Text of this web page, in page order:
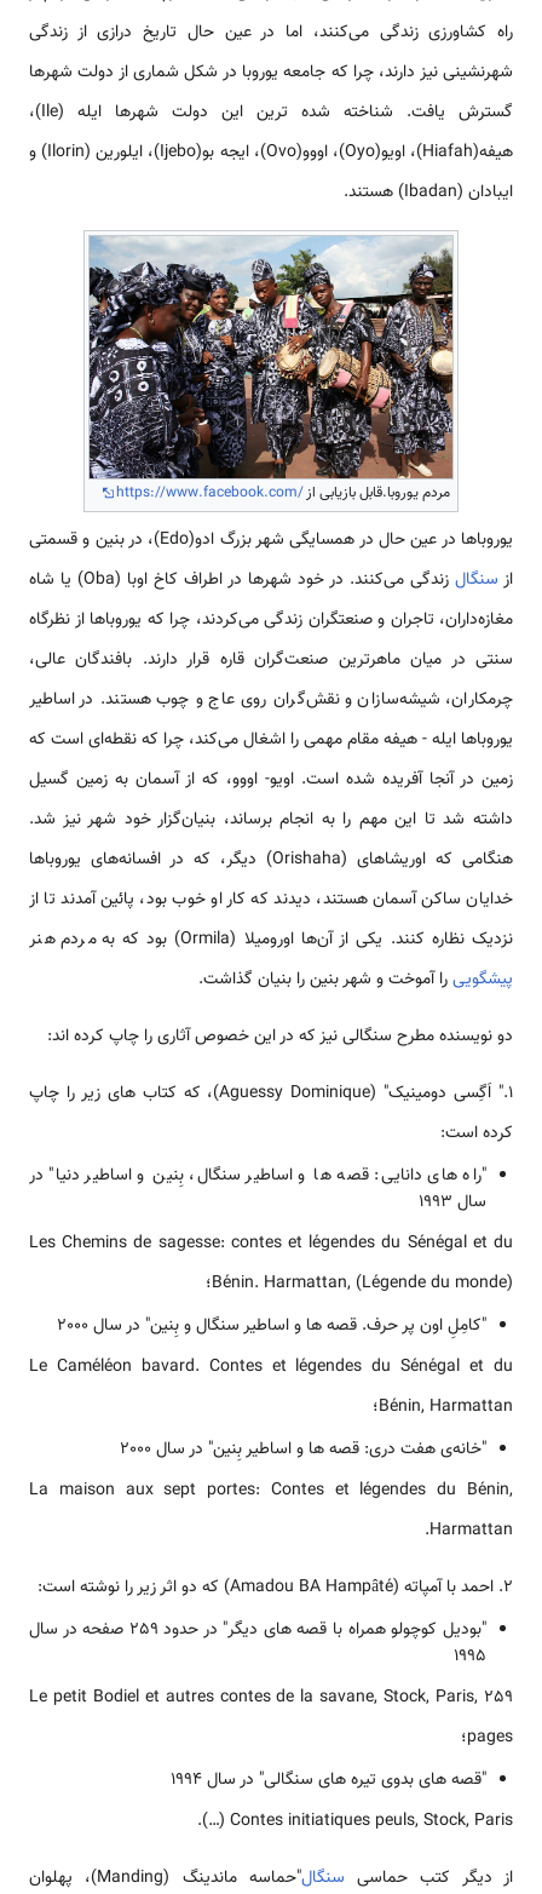
راه کشاورزی زندگی می‌کنند، اما در عین حال تاریخ درازی از زندگی
شهرنشینی نیز دارند، چرا که جامعه یوروبا در شکل شماری از دولت ‌شهر‌ها
گسترش یافت. شناخته‌ شده‌ ترین این دولت ‌شهر‌ها ایله (Ile)،
هیفه(Hiafah)، اویو(Oyo)، اووو(Ovo)، ایجه بو(Ijebo)، ایلورین (Ilorin) و
ایبادان (Ibadan) هستند.
مردم یوروبا.قابل بازیابی ازhttps://www.facebook.com/
یوروبا‌ها در عین حال در همسایگی شهر بزرگ ادو(Edo)، در بنین و قسمتی
از سنگال
زندگی می‌کنند. در خود شهر‌ها در اطراف کاخ اوبا (Oba) یا شاه
مغازه‌داران، تاجران و صنعتگران زندگی می‌کردند، چرا که یوروبا‌ها از نظر‌گاه
سنتی در میان ماهر‌ترین صنعت‌گران قاره قرار دارند. بافندگان عالی،
چرمکاران، شیشه‌سازان و نقش‌گران روی عاج و چوب هستند. در اساطیر
یوروبا‌ها ایله - هیفه مقام مهمی را اشغال می‌کند، چرا که نقطه‌ای‌ است که
زمین در آنجا آفریده شده است. اویو- اووو، که از آسمان به زمین گسیل
داشته شد تا این مهم را به انجام برساند، بنیان‌گزار خود شهر نیز شد.
هنگامی که اوریشاهای (Orishaha) دیگر، که در افسانه‌های یوروبا‌ها
خدایان ساکن آسمان هستند، دیدند که کار او خوب بود، پائین آمدند تا از
نزدیک نظاره کنند. یکی از آن‌ها اورومیلا (Ormila) بود که به مردم هنر
پیشگوییرا آموخت و شهر بنین را بنیان گذاشت.
دو نویسنده مطرح سنگالی نیز که در این خصوص آثاری را چاپ کرده اند:
1." اَگِسی دومینیک" (Aguessy Dominique)، که کتاب های زیر را چاپ
کرده است:
"راه های دانایی: قصه ها و اساطیر سنگال، بِنین و اساطیر دنیا" در
سال 1993
Les Chemins de sagesse: contes et légendes du Sénégal et du
Bénin. Harmattan, (Légende du monde)؛
"کامِلِ اون پر حرف. قصه ها و اساطیر سنگال و بِنین" در سال 2000
Le Caméléon bavard. Contes et légendes du Sénégal et du
Bénin, Harmattan؛
"خانه‌ی هفت دری: قصه ها و اساطیر بِنین" در سال 2000
La maison aux sept portes: Contes et légendes du Bénin,
Harmattan.
2. احمد با آمپاته (Amadou BA Hampâté) که دو اثر زیر را نوشته است:
"بودیل کوچولو همراه با قصه های دیگر" در حدود 259 صفحه در سال
1995
Le petit Bodiel et autres contes de la savane, Stock, Paris, 259
pages؛
"قصه های بدوی تیره های سنگالی" در سال 1994
Contes initiatiques peuls, Stock, Paris (…).
از دیگر کتب حماسی سنگال
"حماسه ماندینگ (Manding)، پهلوان